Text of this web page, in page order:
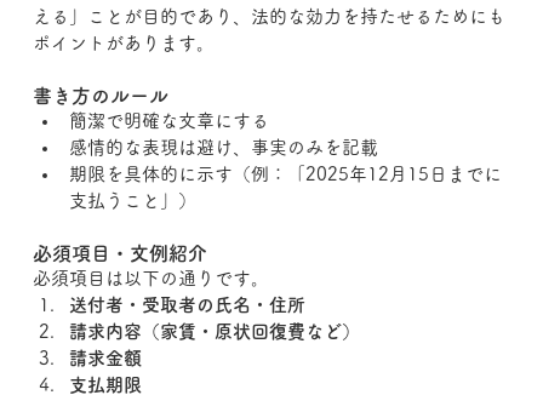
える」ことが目的であり、法的な効力を持たせるためにも
ポイントがあります。
書き方のルール
簡潔で明確な文章にする
感情的な表現は避け、事実のみを記載
期限を具体的に示す（例：「2025年12月15日までに
支払うこと」）
必須項目・文例紹介
必須項目は以下の通りです。
送付者・受取者の氏名・住所
請求内容（家賃・原状回復費など）
請求金額
支払期限